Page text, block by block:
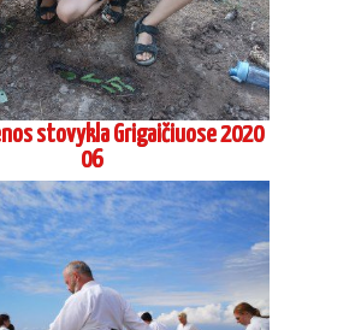
stovykla seminaras Preiloje
2020 08